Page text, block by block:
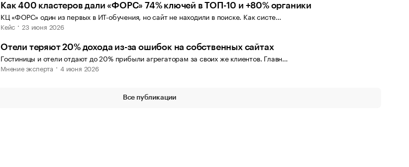
Как 400 кластеров дали «ФОРС» 74% ключей в ТОП-10 и +80% органики
КЦ «ФОРС» один из первых в ИТ-обучения, но сайт не находили в поиске. Как систе…
Кейс 23 июня 2026
Отели теряют 20% дохода из-за ошибок на собственных сайтах
Гостиницы и отели отдают до 20% прибыли агрегаторам за своих же клиентов. Главн…
Мнение эксперта 4 июня 2026
Все публикации